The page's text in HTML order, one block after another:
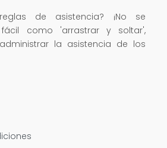
de asistencia? ¡No se
fácil como 'arrastrar y soltar',
la asistencia de los